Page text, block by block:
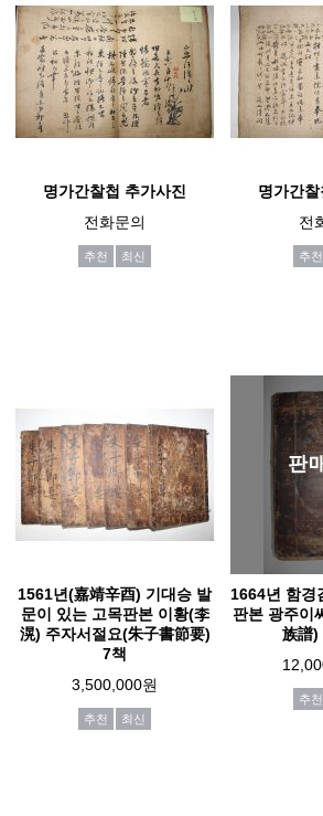
명가간찰첩 추가사진
전화문의
추천 최신
명가간찰
전
추천
1561년(嘉靖辛酉) 기대승 발
문이 있는 고목판본 이황(李
滉) 주자서절요(朱子書節要)
7책
3,500,000원
추천 최신
판
1664년 함경
판본 광주이
族譜)
추천